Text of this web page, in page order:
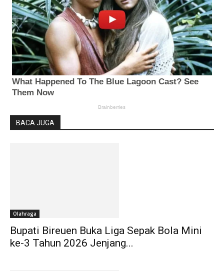
BACA JUGA
Olahraga
Bupati Bireuen Buka Liga Sepak Bola Mini
ke-3 Tahun 2026 Jenjang...